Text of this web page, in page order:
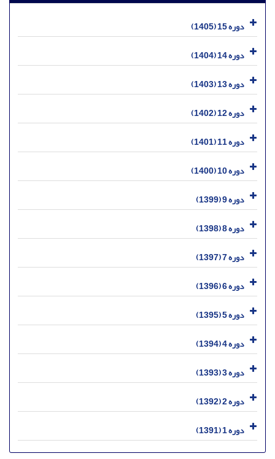
دوره 15 (1405)
دوره 14 (1404)
دوره 13 (1403)
دوره 12 (1402)
دوره 11 (1401)
دوره 10 (1400)
دوره 9 (1399)
دوره 8 (1398)
دوره 7 (1397)
دوره 6 (1396)
دوره 5 (1395)
دوره 4 (1394)
دوره 3 (1393)
دوره 2 (1392)
دوره 1 (1391)